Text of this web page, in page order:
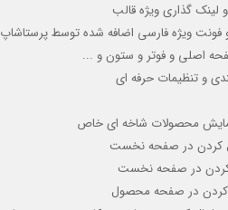
لینک گذاری ویژه قالب
فونت ویژه فارسی اضافه شده توسط
اصلی و فوتر و ستون و ...
و تنظیمات حرفه ای
نمایش محصولات شاخه ای خاص
کردن در صفحه نخست
در صفحه نخست
کردن در صفحه محصول